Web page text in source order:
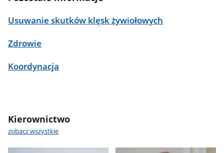
Usuwanie skutków klęsk żywiołowych
Zdrowie
Koordynacja
Kierownictwo
zobacz wszystkie